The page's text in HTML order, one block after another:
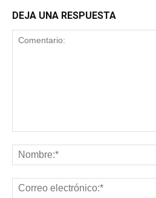
DEJA UNA RESPUESTA